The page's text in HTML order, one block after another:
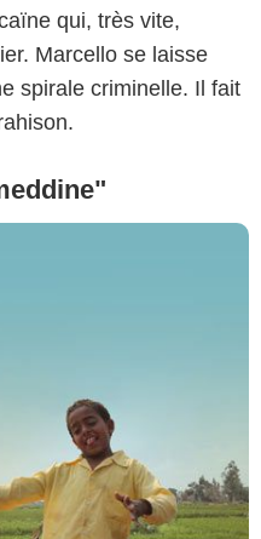
qui, très vite,
Marcello se laisse
spirale criminelle. Il fait